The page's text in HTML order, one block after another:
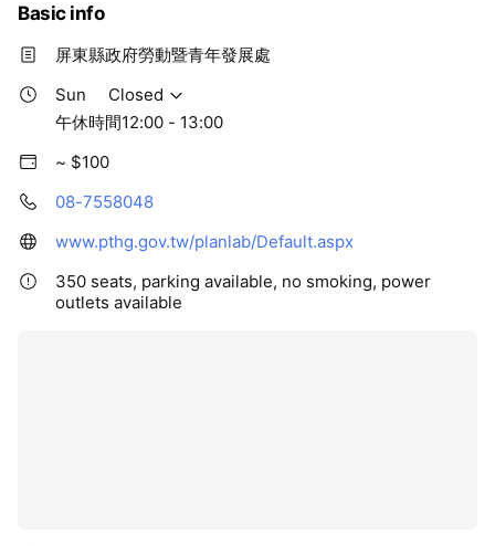
Basic info
屏東縣政府勞動暨青年發展處
Sun
Closed
午休時間12:00 - 13:00
~ $100
08-7558048
www.pthg.gov.tw/planlab/Default.aspx
350 seats, parking available, no smoking, power
outlets available